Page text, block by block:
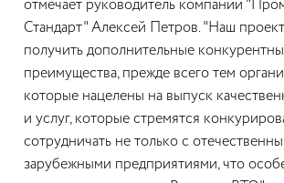
отмечает руководитель компании
Стандарт" Алексей Петров. "Наш
получить дополнительные
преимущества, прежде всего тем
которые нацелены на выпуск
и услуг, которые стремятся
сотрудничать не только с
зарубежными предприятиями, что